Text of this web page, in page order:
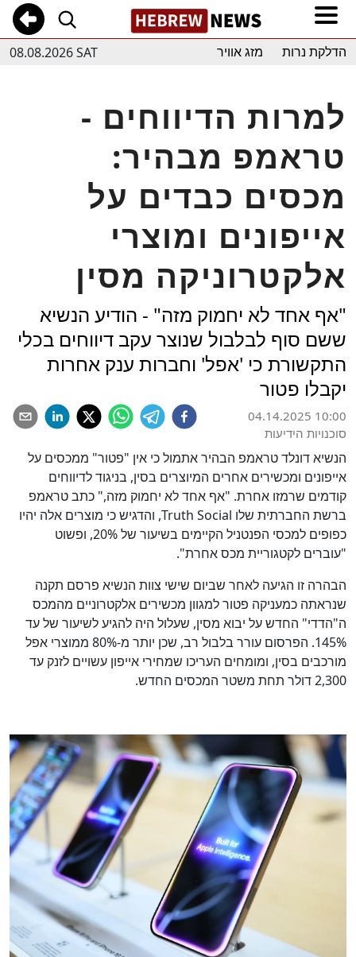
08.08.2026 SAT הדלקת נרות מזג אוויר
למרות הדיווחים -
טראמפ מבהיר:
מכסים כבדים על
אייפונים ומוצרי
אלקטרוניקה מסין
"אף אחד לא יחמוק מזה" - הודיע הנשיא
ששם סוף לבלבול שנוצר עקב דיווחים בכלי
התקשורת כי 'אפל' וחברות ענק אחרות
יקבלו פטור
04.14.2025 10:00
סוכנויות הידיעות
הנשיא דונלד טראמפ הבהיר אתמול כי אין "פטור" ממכסים על
אייפונים ומכשירים אחרים המיוצרים בסין, בניגוד לדיווחים
קודמים שרמזו אחרת. "אף אחד לא יחמוק מזה," כתב טראמפ
ברשת החברתית שלו Truth Social, והדגיש כי מוצרים אלה יהיו
כפופים למכסי הפנטניל הקיימים בשיעור של 20%, ופשוט
"עוברים לקטגוריית מכס אחרת".
הבהרה זו הגיעה לאחר שביום שישי צוות הנשיא פרסם תקנה
שנראתה כמעניקה פטור למגוון מכשירים אלקטרוניים מהמכס
ה"הדדי" החדש על יבוא מסין, שעלול היה להגיע לשיעור של עד
145%. הפרסום עורר בלבול רב, שכן יותר מ-80% ממוצרי אפל
מורכבים בסין, ומומחים העריכו שמחירי אייפון עשויים לזנק עד
2,300 דולר תחת משטר המכסים החדש.